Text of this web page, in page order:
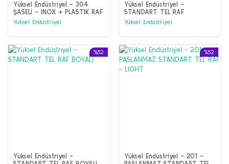
Yüksel Endüstriyel - 304
ŞASELİ - INOX + PLASTİK RAF
Yüksel Endüstriyel
Yüksel Endüstriyel -
STANDART TEL RAF
GALVANİZ+BOYALI -
ANTIBAKTERİYEL
Yüksel Endüstriyel
%52
Yüksel Endüstriyel -
%52
Yüksel Endüstriyel - 201 -